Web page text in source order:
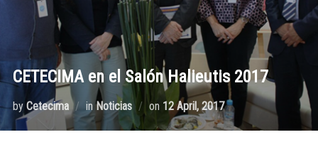
CETECIMA en el Salón Halieutis 2017
by Cetecima in Noticias on 12 April, 2017